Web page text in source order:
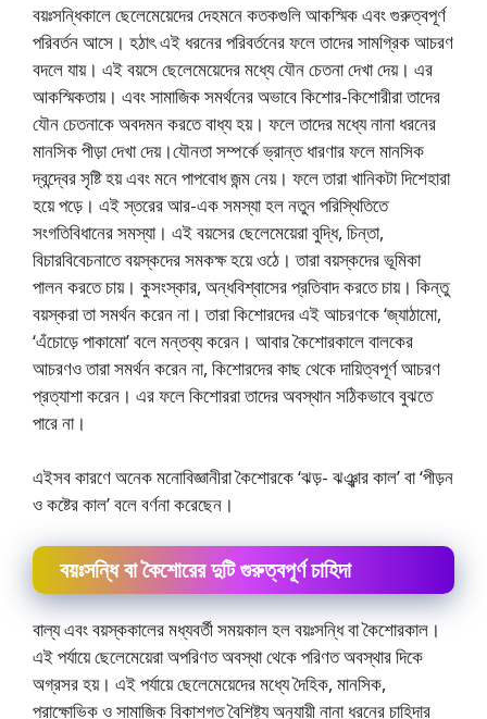
বয়ঃসন্ধিকালে ছেলেমেয়েদের দেহমনে কতকগুলি আকস্মিক এবং গুরুত্বপূর্ণ
পরিবর্তন আসে। হঠাৎ এই ধরনের পরিবর্তনের ফলে তাদের সামগ্রিক আচরণ
বদলে যায়। এই বয়সে ছেলেমেয়েদের মধ্যে যৌন চেতনা দেখা দেয়। এর
আকস্মিকতায়। এবং সামাজিক সমর্থনের অভাবে কিশাের-কিশােরীরা তাদের
যৌন চেতনাকে অবদমন করতে বাধ্য হয়। ফলে তাদের মধ্যে নানা ধরনের
মানসিক পীড়া দেখা দেয়।যৌনতা সম্পর্কে ভ্রান্ত ধারণার ফলে মানসিক
দ্বন্দ্বের সৃষ্টি হয় এবং মনে পাপবােধ জন্ম নেয়। ফলে তারা খানিকটা দিশেহারা
হয়ে পড়ে। এই স্তরের আর-এক সমস্যা হল নতুন পরিস্থিতিতে
সংগতিবিধানের সমস্যা। এই বয়সের ছেলেমেয়েরা বুদ্ধি, চিন্তা,
বিচারবিবেচনাতে বয়স্কদের সমকক্ষ হয়ে ওঠে। তারা বয়স্কদের ভূমিকা
পালন করতে চায়। কুসংস্কার, অন্ধবিশ্বাসের প্রতিবাদ করতে চায়। কিন্তু
বয়স্করা তা সমর্থন করেন না। তারা কিশােরদের এই আচরণকে ‘জ্যাঠামাে,
‘এঁচোড়ে পাকামাে’ বলে মন্তব্য করেন। আবার কৈশােরকালে বালকের
আচরণও তারা সমর্থন করেন না, কিশোরদের কাছ থেকে দায়িত্বপূর্ণ আচরণ
প্রত্যাশা করেন। এর ফলে কিশােররা তাদের অবস্থান সঠিকভাবে বুঝতে
পারে না।
এইসব কারণে অনেক মনােবিজ্ঞানীরা কৈশোরকে ‘ঝড়- ঝঞ্ঝার কাল’ বা ‘পীড়ন
ও কষ্টের কাল’ বলে বর্ণনা করেছেন।
বয়ঃসন্ধি বা কৈশােরের দুটি গুরুত্বপূর্ণ চাহিদা
বাল্য এবং বয়স্ককালের মধ্যবর্তী সময়কাল হল বয়ঃসন্ধি বা কৈশােরকাল।
এই পর্যায়ে ছেলেমেয়েরা অপরিণত অবস্থা থেকে পরিণত অবস্থার দিকে
অগ্রসর হয়। এই পর্যায়ে ছেলেমেয়েদের মধ্যে দৈহিক, মানসিক,
প্রাক্ষোভিক ও সামাজিক বিকাশগত বৈশিষ্ট্য অনুযায়ী নানা ধরনের চাহিদার